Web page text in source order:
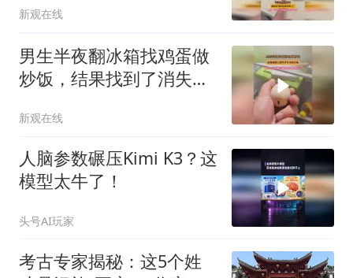
新观在线
男生半夜翻冰箱找鸡蛋做
炒饭，结果找到了消失半
新观在线
人脑参数碾压Kimi K3？这
模型太牛了！
头号AI玩家
考古专家揭秘：这5个姓